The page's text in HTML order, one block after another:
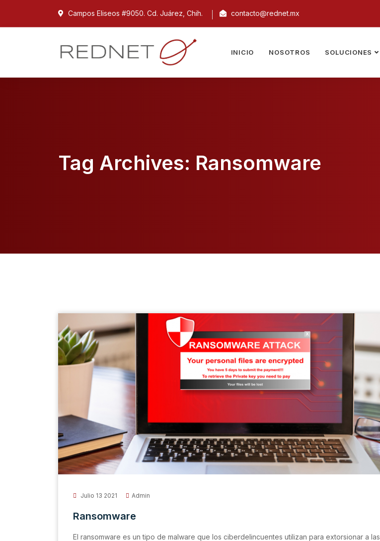
Campos Eliseos #9050. Cd. Juárez, Chih. contacto@rednet.mx
INICIO NOSOTROS SOLUCIONES
Tag Archives: Ransomware
Julio 13 2021 Admin
Ransomware
El ransomware es un tipo de malware que los ciberdelincuentes utilizan para extorsionar a las